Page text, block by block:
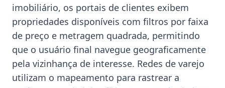
imobiliário, os portais de clientes exibem
propriedades disponíveis com filtros por faixa
de preço e metragem quadrada, permitindo
que o usuário final navegue geograficamente
pela vizinhança de interesse. Redes de varejo
utilizam o mapeamento para rastrear a